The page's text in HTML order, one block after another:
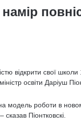
відкрити свої
освіти Даріуш
модель роботи в
Піонтковскі.